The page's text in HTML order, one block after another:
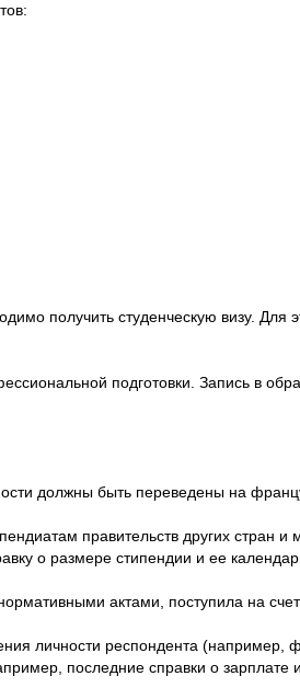
получить студенческую визу. Для
подготовки. Запись в
должны быть переведены на
правительств других стран
о размере стипендии и ее
актами, поступила на
личности респондента (например,
последние справки о зарплате